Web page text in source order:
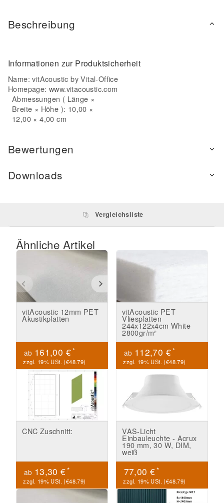
Beschreibung
Informationen zur Produktsicherheit
Name: vitAcoustic by Vital-Office
Homepage:www.vitacoustic.com
Abmessungen ( Länge ×
Breite × Höhe ): 10,00 ×
12,00 × 4,00 cm
Bewertungen
Downloads
Vergleichsliste
Ähnliche Artikel
vitAcoustic 12mm PET
Akustikplatten
ab 161,00 €*
zzgl. 19% USt. (€48.79)
vitAcoustic PET
Vliesplatten
244x122x4cm White
2800gr/m²
ab 112,70 €*
zzgl. 19% USt. (€48.79)
CNC Zuschnitt:
ab 13,30 €*
zzgl. 19% USt. (€48.79)
VAS-Licht
Einbauleuchte - Acrux
190 mm, 30 W, DIM,
weiß
77,00 €*
zzgl. 19% USt. (€48.79)